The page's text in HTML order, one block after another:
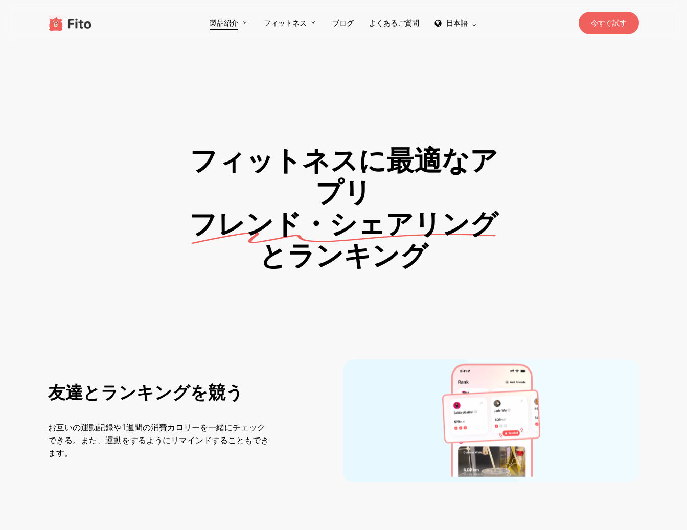
製品紹介 フィットネス ブログ よくあるご質問 日本語 今すぐ試す
フィットネスに最適なア
プリ
フレンド・シェアリング
とランキング
友達とランキングを競う
お互いの運動記録や1週間の消費カロリーを一緒にチェック
できる。また、運動をするようにリマインドすることもでき
ます。